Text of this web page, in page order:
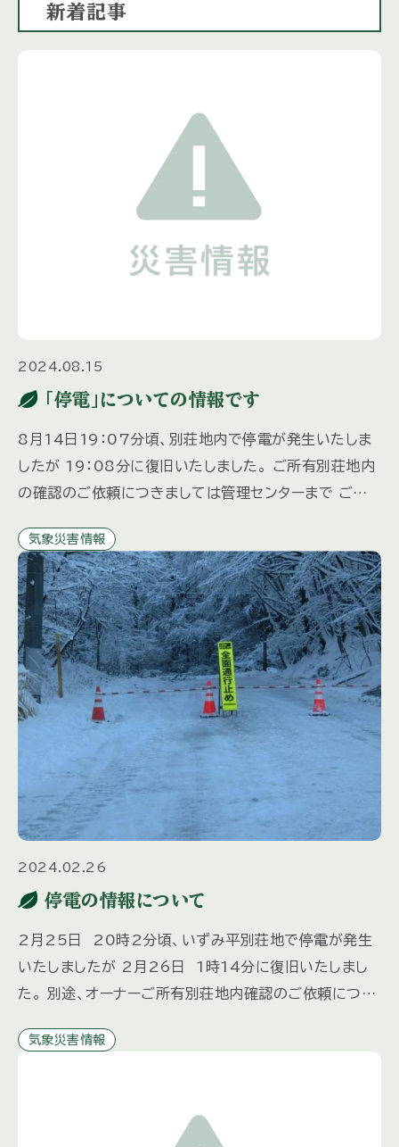
新着記事
2024.08.15
「停電」についての情報です
8月14日19：07分頃、別荘地内で停電が発生いたしま
したが 19：08分に復旧いたしました。 ご所有別荘地内
の確認のご依頼につきましては管理センターまで ご連
いただく […]
気象災害情報
2024.02.26
停電の情報について
2月25日 20時2分頃、いずみ平別荘地で停電が発生
いたしましたが 2月26日 1時14分に復旧いたしまし
た。 別途、オーナーご所有別荘地内確認のご依頼につき
い。 【連絡 […]
気象災害情報